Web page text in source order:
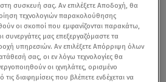
συσκευή σας. Αν επιλέξετε Αποδοχή, θα
τεχνολογιών παρακολούθησης
οι σκοποί που εμφανίζονται παρακάτω,
συνεργάτες μας επεξεργαζόμαστε τα
υπηρεσιών. Αν επιλέξετε Απόρριψη όλων
σας, οι εν λόγω τεχνολογίες θα
οι ιχνηλάτες, ορισμένο
τις διαφημίσεις που βλέπετε ενδέχεται να